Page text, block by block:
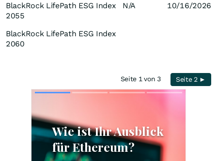
BlackRock LifePath ESG Index
2055
N/A 10/16/2026
BlackRock LifePath ESG Index
2060
Seite 1 von 3 Seite 2 ►